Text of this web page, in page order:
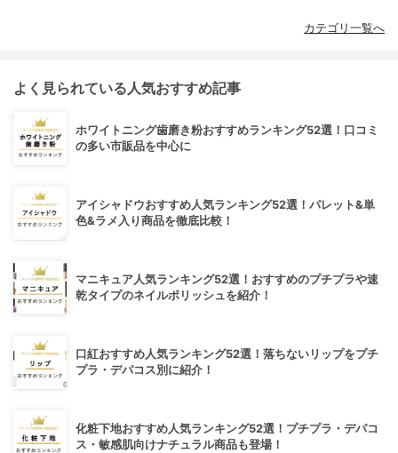
カテゴリ一覧へ
よく見られている人気おすすめ記事
ホワイトニング歯磨き粉おすすめランキング52選！口コミ
の多い市販品を中心に
アイシャドウおすすめ人気ランキング52選！パレット&単
色&ラメ入り商品を徹底比較！
マニキュア人気ランキング52選！おすすめのプチプラや速
乾タイプのネイルポリッシュを紹介！
口紅おすすめ人気ランキング52選！落ちないリップをプチ
プラ・デパコス別に紹介！
化粧下地おすすめ人気ランキング52選！プチプラ・デパコ
ス・敏感肌向けナチュラル商品も登場！